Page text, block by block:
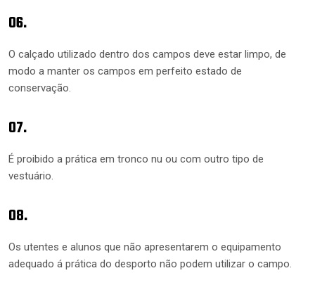
06.
O calçado utilizado dentro dos campos deve estar limpo, de
modo a manter os campos em perfeito estado de
conservação.
07.
É proibido a prática em tronco nu ou com outro tipo de
vestuário.
08.
Os utentes e alunos que não apresentarem o equipamento
adequado á prática do desporto não podem utilizar o campo.